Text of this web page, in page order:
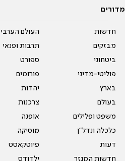
מדורים
חדשות
מבזקים
ביטחוני
פוליטי-מדיני
בארץ
בעולם
משפט ופלילים
כלכלה ונדל"ן
דעות
חדשות המגזר
העולם הערבי
תרבות ופנאי
ספורט
פורומים
יהדות
צרכנות
אופנה
מוסיקה
פיוטקאסט
ילדודס